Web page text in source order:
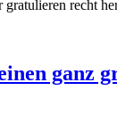
recht
ganz